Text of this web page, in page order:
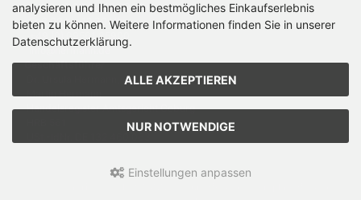
Mo-Do 8.00 bis 16.30 Uhr
Fr 8.00 bis 12.30 Uhr
+49 (0) 09561 85900
info@hermann.de
Geschäftsführer
Martin Hermann
Handelsregister Amtsgericht Coburg
analysieren und Ihnen ein bestmögliches Einkaufserlebnis
bieten zu können. Weitere Informationen finden Sie in unserer
Datenschutzerklärung.
ALLE AKZEPTIEREN
NUR NOTWENDIGE
Einstellungen anpassen